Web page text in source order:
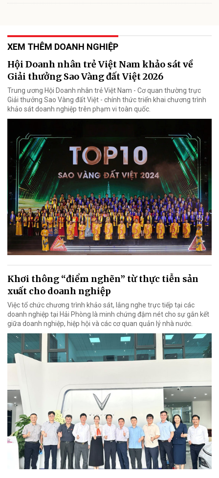
XEM THÊM DOANH NGHIỆP
Hội Doanh nhân trẻ Việt Nam khảo sát về
Giải thưởng Sao Vàng đất Việt 2026
Trung ương Hội Doanh nhân trẻ Việt Nam - Cơ quan thường trực
Giải thưởng Sao Vàng đất Việt - chính thức triển khai chương trình
khảo sát doanh nghiệp trên phạm vi toàn quốc.
Khơi thông “điểm nghẽn” từ thực tiễn sản
xuất cho doanh nghiệp
Việc tổ chức chương trình khảo sát, lắng nghe trực tiếp tại các
doanh nghiệp tại Hải Phòng là minh chứng đậm nét cho sự gắn kết
giữa doanh nghiệp, hiệp hội và các cơ quan quản lý nhà nước.